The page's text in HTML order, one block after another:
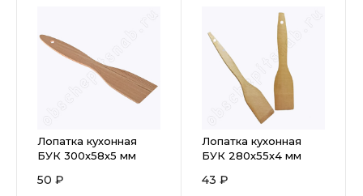
Лопатка кухонная
БУК 300х58х5 мм
50 ₽
Лопатка кухонная
БУК 280х55х4 мм
43 ₽